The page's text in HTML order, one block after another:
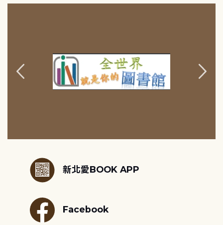
新北愛BOOK APP
Facebook